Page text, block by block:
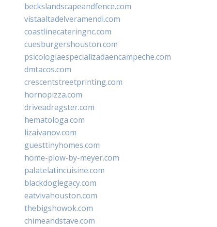
beckslandscapeandfence.com
vistaaltadelveramendi.com
coastlinecateringnc.com
cuesburgershouston.com
psicologiaespecializadaencampeche.com
dmtacos.com
crescentstreetprinting.com
hornopizza.com
driveadragster.com
hematologa.com
lizaivanov.com
guesttinyhomes.com
home-plow-by-meyer.com
palatelatincuisine.com
blackdoglegacy.com
eatvivahouston.com
thebigshowok.com
chimeandstave.com